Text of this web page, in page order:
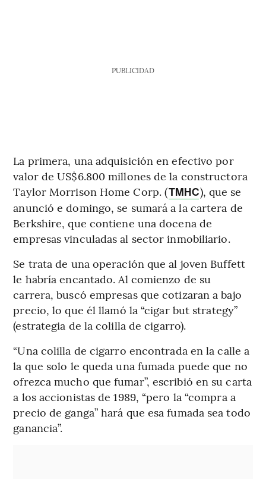
PUBLICIDAD
La primera, una adquisición en efectivo por
valor de US$6.800 millones de la constructora
Taylor Morrison Home Corp. (TMHC), que se
anunció e domingo, se sumará a la cartera de
Berkshire, que contiene una docena de
empresas vinculadas al sector inmobiliario.
Se trata de una operación que al joven Buffett
le habría encantado. Al comienzo de su
carrera, buscó empresas que cotizaran a bajo
precio, lo que él llamó la “cigar but strategy”
(estrategia de la colilla de cigarro).
“Una colilla de cigarro encontrada en la calle a
la que solo le queda una fumada puede que no
ofrezca mucho que fumar”, escribió en su carta
a los accionistas de 1989, “pero la “compra a
precio de ganga” hará que esa fumada sea todo
ganancia”.